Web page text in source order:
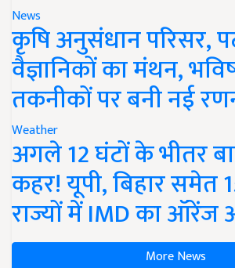
News
कृषि अनुसंधान परिसर,
वैज्ञानिकों का मंथन,
तकनीकों पर बनी नई
Weather
अगले 12 घंटों के भीतर
कहर! यूपी, बिहार समेत
राज्यों में IMD का ऑरेंज
More News